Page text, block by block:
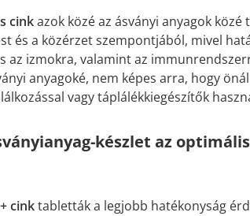
cinkazok közé az ásványi anyagok
és a közérzet szempontjából, mivel
az izmokra, valamint az
anyagoké, nem képes arra, hogy
vagy táplálékkiegészítők
készlet az
cinktabletták a legjobb hatékonyság